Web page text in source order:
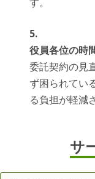
役員各位の時
委託契約の見
ず困られてい
る負担が軽減
サ